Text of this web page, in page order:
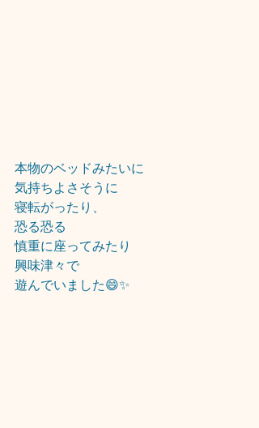
本物のベッドみたいに
気持ちよさそうに
寝転がったり、
恐る恐る
慎重に座ってみたり
興味津々で
遊んでいました😄✨